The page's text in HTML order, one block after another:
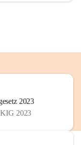
2023
2023